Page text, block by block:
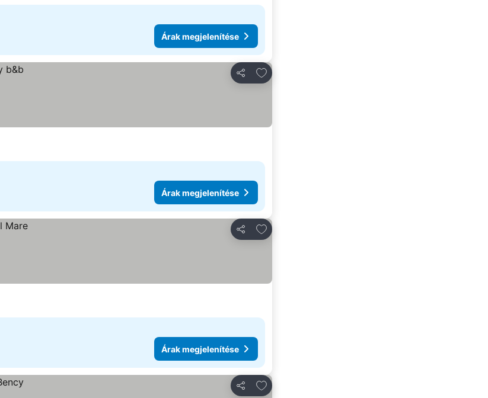
Árak megjelenítése
Megosztás
Hozzáadás a kedvencekhez
Árak megjelenítése
Megosztás
Hozzáadás a kedvencekhez
Árak megjelenítése
Megosztás
Hozzáadás a kedvencekhez